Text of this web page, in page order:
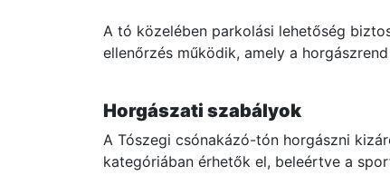
A tó közelében parkolási lehetőség
ellenőrzés működik, amely a
Horgászati szabályok
A Tószegi csónakázó-tón horgászni
kategóriában érhetők el, beleértve a